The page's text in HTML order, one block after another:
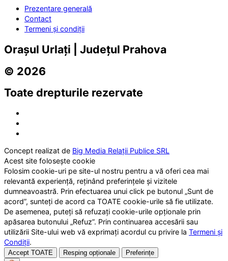
Prezentare generală
Contact
Termeni și condiții
Orașul Urlați | Județul Prahova
© 2026
Toate drepturile rezervate
Concept realizat de Big Media Relații Publice SRL
Acest site folosește cookie
Folosim cookie-uri pe site-ul nostru pentru a vă oferi cea mai
relevantă experiență, reținând preferințele și vizitele
dumneavoastră. Prin efectuarea unui click pe butonul „Sunt de
acord”, sunteți de acord ca TOATE cookie-urile să fie utilizate.
De asemenea, puteți să refuzați cookie-urile opționale prin
apăsarea butonului „Refuz”. Prin continuarea accesării sau
utilizării Site-ului web vă exprimați acordul cu privire la Termeni și
Condiții.
Accept TOATE Resping opționale Preferințe